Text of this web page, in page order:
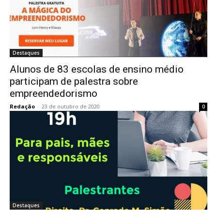
Destaques
Alunos de 83 escolas de ensino médio
participam de palestra sobre
empreendedorismo
Redação - 23 de outubro de 2020 0
Destaques